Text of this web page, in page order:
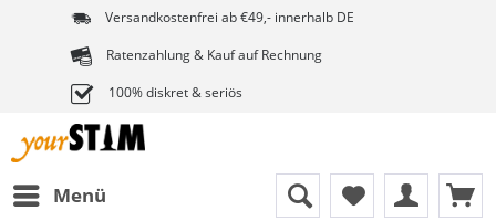
Versandkostenfrei ab €49,- innerhalb DE
Ratenzahlung & Kauf auf Rechnung
100% diskret & seriös
Menü